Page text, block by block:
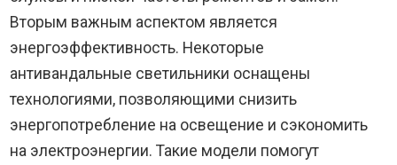
Вторым важным аспектом является
энергоэффективность. Некоторые
антивандальные светильники оснащены
технологиями, позволяющими снизить
энергопотребление на освещение и сэкономить
на электроэнергии. Такие модели помогут